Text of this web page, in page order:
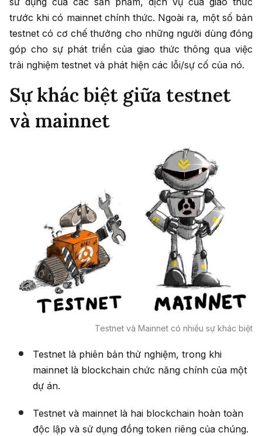
trước khi có mainnet chính thức. Ngoài ra, một số bản
testnet có cơ chế thưởng cho những người dùng đóng
góp cho sự phát triển của giao thức thông qua việc
trải nghiệm testnet và phát hiện các lỗi/sự cố của nó.
Sự khác biệt giữa testnet
và mainnet
Testnet và Mainnet có nhiều sự khác biệt
Testnet là phiên bản thử nghiệm, trong khi
mainnet là blockchain chức năng chính của một
dự án.
Testnet và mainnet là hai blockchain hoàn toàn
độc lập và sử dụng đồng token riêng của chúng.